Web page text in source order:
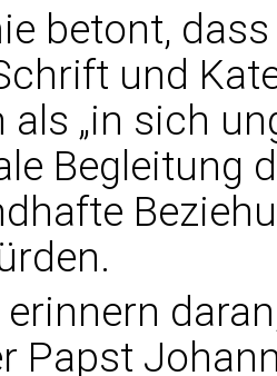
betont,
und
als „in sich
Begleitung
erinnern
Papst